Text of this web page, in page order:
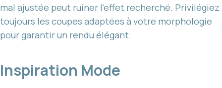
mal ajustée peut ruiner l’effet recherché. Privilégiez
toujours les coupes adaptées à votre morphologie
pour garantir un rendu élégant.
Inspiration Mode